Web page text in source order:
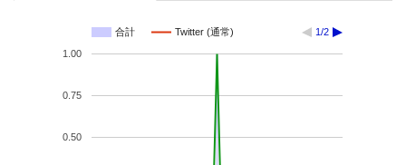
合計 Twitter (通常) 1/2
0.50
0.75
1.00